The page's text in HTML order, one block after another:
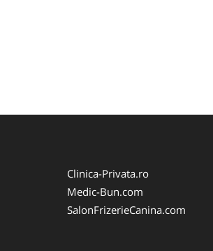
Clinica-Privata.ro
Medic-Bun.com
SalonFrizerieCanina.com